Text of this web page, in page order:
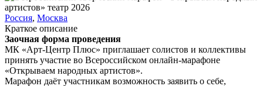
Россия, Москва
Краткое описание
Заочная форма проведения
МК «Арт-Центр Плюс» приглашает солистов и коллективы
принять участие во Всероссийском онлайн-марафоне
«Открываем народных артистов».
Марафон даёт участникам возможность заявить о себе,